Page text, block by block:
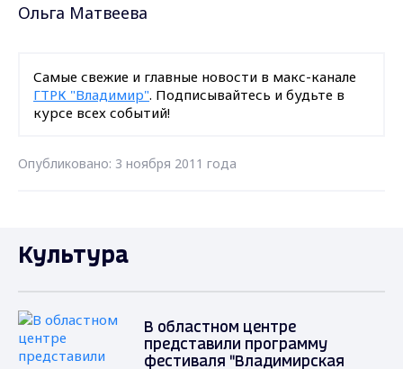
Ольга Матвеева
Самые свежие и главные новости в макс-канале
ГТРК "Владимир". Подписывайтесь и будьте в
курсе всех событий!
Опубликовано: 3 ноября 2011 года
Культура
В областном центре
представили программу
фестиваля "Владимирская